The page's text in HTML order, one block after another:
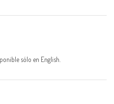
sólo en English.